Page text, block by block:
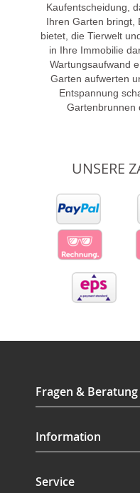
Kaufentscheidung,
Ihren Garten bringt,
bietet, die Tierwelt
in Ihre Immobilie
Wartungsaufwand
Garten aufwerten
Entspannung
Gartenbrunnen
UNSERE
Fragen & Beratung
Information
Service